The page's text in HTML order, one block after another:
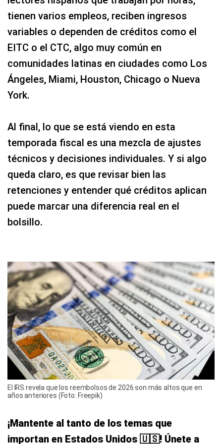
tienen varios empleos, reciben ingresos
variables o dependen de créditos como el
EITC o el CTC, algo muy común en
comunidades latinas en ciudades como Los
Ángeles, Miami, Houston, Chicago o Nueva
York.
Al final, lo que se está viendo en esta
temporada fiscal es una mezcla de ajustes
técnicos y decisiones individuales. Y si algo
queda claro, es que revisar bien las
retenciones y entender qué créditos aplican
puede marcar una diferencia real en el
bolsillo.
El IRS revela que los reembolsos de 2026 son más altos que en
años anteriores (Foto: Freepik)
¡Mantente al tanto de los temas que
importan en Estados Unidos 🇺🇸! Únete a